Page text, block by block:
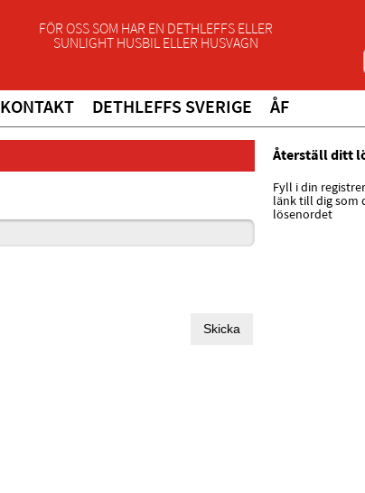
FÖR OSS SOM HAR EN DETHLEFFS ELLER
SUNLIGHT HUSBIL ELLER HUSVAGN
KONTAKT DETHLEFFS SVERIGE ÅF
Återställ ditt
Fyll i din
länk till dig som
lösenordet